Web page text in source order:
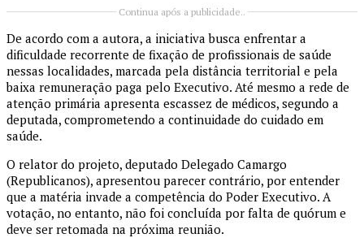
Continua após a publicidade..
De acordo com a autora, a iniciativa busca enfrentar a
dificuldade recorrente de fixação de profissionais de saúde
nessas localidades, marcada pela distância territorial e pela
baixa remuneração paga pelo Executivo. Até mesmo a rede de
atenção primária apresenta escassez de médicos, segundo a
deputada, comprometendo a continuidade do cuidado em
saúde.
O relator do projeto, deputado Delegado Camargo
(Republicanos), apresentou parecer contrário, por entender
que a matéria invade a competência do Poder Executivo. A
votação, no entanto, não foi concluída por falta de quórum e
deve ser retomada na próxima reunião.